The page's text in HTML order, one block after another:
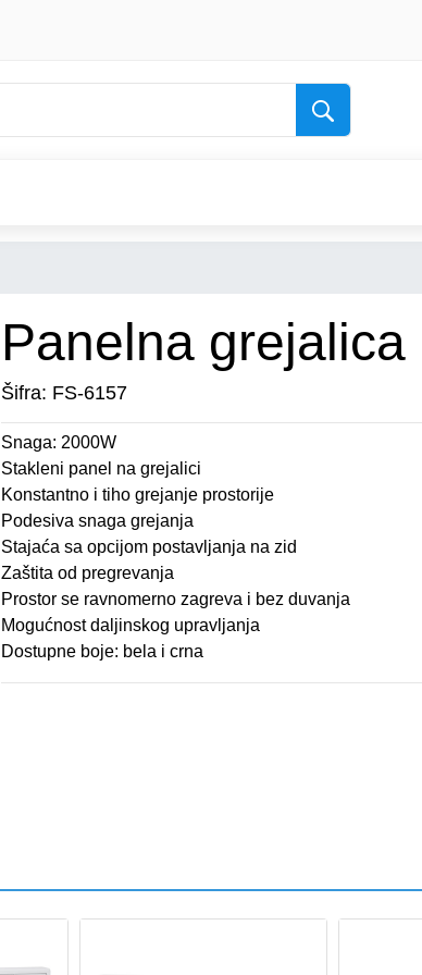
Panelna grejalica
Šifra: FS-6157
Snaga: 2000W
Stakleni panel na grejalici
Konstantno i tiho grejanje prostorije
Podesiva snaga grejanja
Stajaća sa opcijom postavljanja na zid
Zaštita od pregrevanja
Prostor se ravnomerno zagreva i bez duvanja
Mogućnost daljinskog upravljanja
Dostupne boje: bela i crna